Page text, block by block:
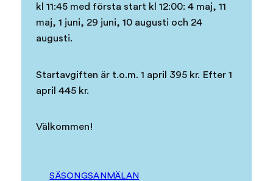
kl 11:45 med första start kl 12:00: 4 maj, 11
maj, 1 juni, 29 juni, 10 augusti och 24
augusti.
Startavgiften är t.o.m. 1 april 395 kr. Efter 1
april 445 kr.
Välkommen!
SÄSONGSANMÄLAN